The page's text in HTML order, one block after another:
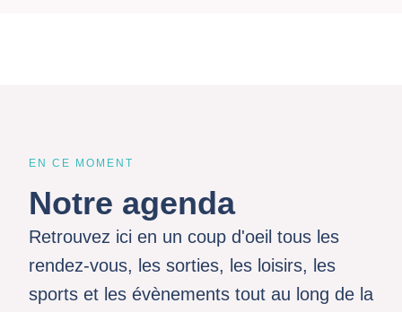
EN CE MOMENT
Notre agenda
Retrouvez ici en un coup d'oeil tous les
rendez-vous, les sorties, les loisirs, les
sports et les évènements tout au long de la